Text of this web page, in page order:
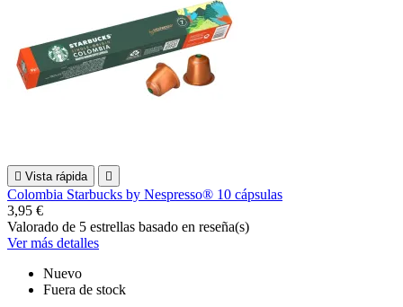
 Vista rápida 
Colombia Starbucks by Nespresso® 10 cápsulas
3,95 €
Valorado de 5 estrellas basado en reseña(s)
Ver más detalles
Nuevo
Fuera de stock